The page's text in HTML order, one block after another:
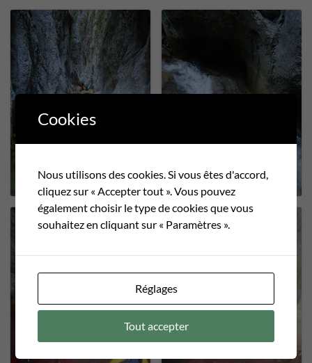
Cookies
Nous utilisons des cookies. Si vous êtes d'accord,
cliquez sur « Accepter tout ». Vous pouvez
également choisir le type de cookies que vous
souhaitez en cliquant sur « Paramètres ».
Réglages
Tout accepter